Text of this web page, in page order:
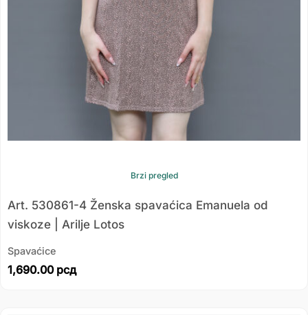
Brzi pregled
Art. 530861-4 Ženska spavaćica Emanuela od
viskoze | Arilje Lotos
Spavaćice
1,690.00 рсд